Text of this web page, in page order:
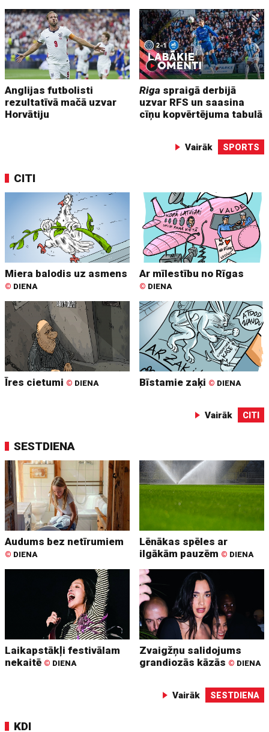
Anglijas futbolisti
rezultatīvā mačā uzvar
Horvātiju
Riga spraigā derbijā
uzvar RFS un saasina
cīņu kopvērtējuma tabulā
Vairāk SPORTS
CITI
Miera balodis uz asmens
© DIENA
Ar mīlestību no Rīgas
© DIENA
Īres cietumi © DIENA Bīstamie zaķi © DIENA
Vairāk CITI
SESTDIENA
Audums bez netīrumiem
© DIENA
Lēnākas spēles ar
ilgākām pauzēm © DIENA
Laikapstākļi festivālam
nekaitē © DIENA
Zvaigžņu salidojums
grandiozās kāzās © DIENA
Vairāk SESTDIENA
KDI